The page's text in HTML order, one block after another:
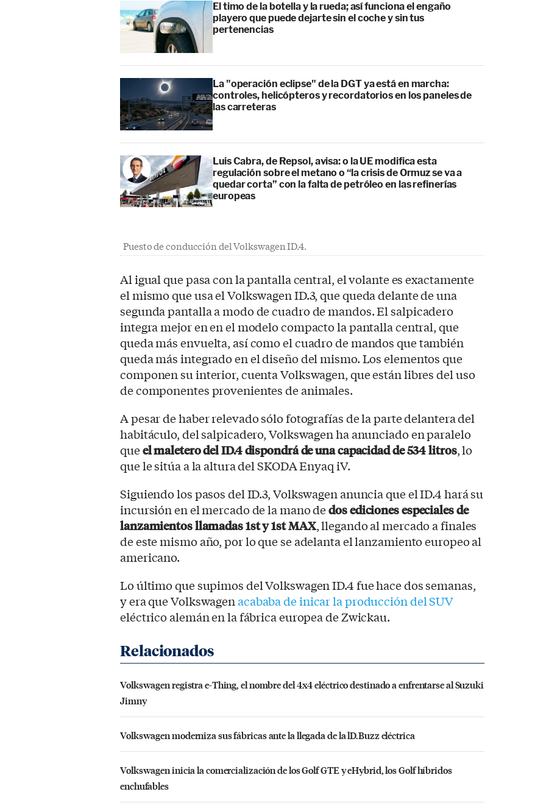
El timo de la botella y la rueda; así funciona el engaño
playero que puede dejarte sin el coche y sin tus
pertenencias
La "operación eclipse" de la DGT ya está en marcha:
controles, helicópteros y recordatorios en los paneles de
las carreteras
Luis Cabra, de Repsol, avisa: o la UE modifica esta
regulación sobre el metano o “la crisis de Ormuz se va a
quedar corta” con la falta de petróleo en las refinerías
europeas
Puesto de conducción del Volkswagen ID.4.
Al igual que pasa con la pantalla central, el volante es exactamente
el mismo que usa el Volkswagen ID.3, que queda delante de una
segunda pantalla a modo de cuadro de mandos. El salpicadero
integra mejor en en el modelo compacto la pantalla central, que
queda más envuelta, así como el cuadro de mandos que también
queda más integrado en el diseño del mismo. Los elementos que
componen su interior, cuenta Volkswagen, que están libres del uso
de componentes provenientes de animales.
A pesar de haber relevado sólo fotografías de la parte delantera del
habitáculo, del salpicadero, Volkswagen ha anunciado en paralelo
queel maletero del ID.4 dispondrá de una capacidad de 534 litros, lo
que le sitúa a la altura del SKODA Enyaq iV.
Siguiendo los pasos del ID.3, Volkswagen anuncia que el ID.4 hará su
incursión en el mercado de la mano dedos ediciones especiales de
lanzamientos llamadas 1st y 1st MAX, llegando al mercado a finales
de este mismo año, por lo que se adelanta el lanzamiento europeo al
americano.
Lo último que supimos del Volkswagen ID.4 fue hace dos semanas,
y era que Volkswagenacababa de inicar la producción del SUV
eléctrico alemán en la fábrica europea de Zwickau.
Volkswagen registra e-Thing, el nombre del 4x4 eléctrico destinado a enfrentarse al Suzuki
Jimny
Volkswagen moderniza sus fábricas ante la llegada de la lD.Buzz eléctrica
Volkswagen inicia la comercialización de los Golf GTE y eHybrid, los Golf híbridos
enchufables